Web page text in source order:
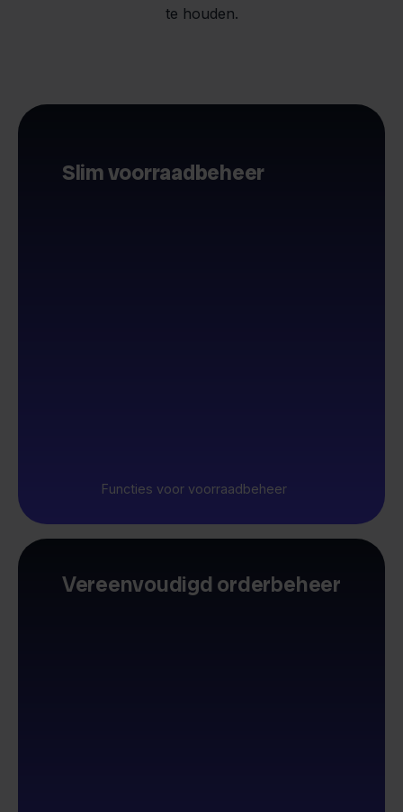
te houden.
Slim voorraadbeheer
Functies voor voorraadbeheer
Vereenvoudigd orderbeheer